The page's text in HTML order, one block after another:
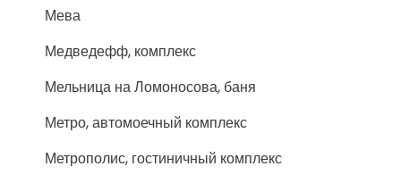
Мева
Медведефф, комплекс
Мельница на Ломоносова, баня
Метро, автомоечный комплекс
Метрополис, гостиничный комплекс